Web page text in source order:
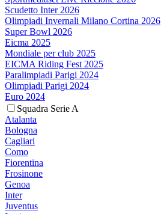
Scudetto Inter 2026
Olimpiadi Invernali Milano Cortina 2026
Super Bowl 2026
Eicma 2025
Mondiale per club 2025
EICMA Riding Fest 2025
Paralimpiadi Parigi 2024
Olimpiadi Parigi 2024
Euro 2024
Squadra Serie A
Atalanta
Bologna
Cagliari
Como
Fiorentina
Frosinone
Genoa
Inter
Juventus